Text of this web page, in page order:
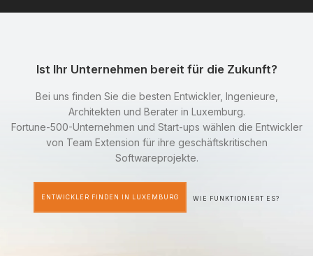
Ist Ihr Unternehmen bereit für die Zukunft?
Bei uns finden Sie die besten Entwickler, Ingenieure,
Architekten und Berater in Luxemburg.
Fortune-500-Unternehmen und Start-ups wählen die Entwickler
von Team Extension für ihre geschäftskritischen
Softwareprojekte.
ENTWICKLER FINDEN IN LUXEMBURG WIE FUNKTIONIERT ES?